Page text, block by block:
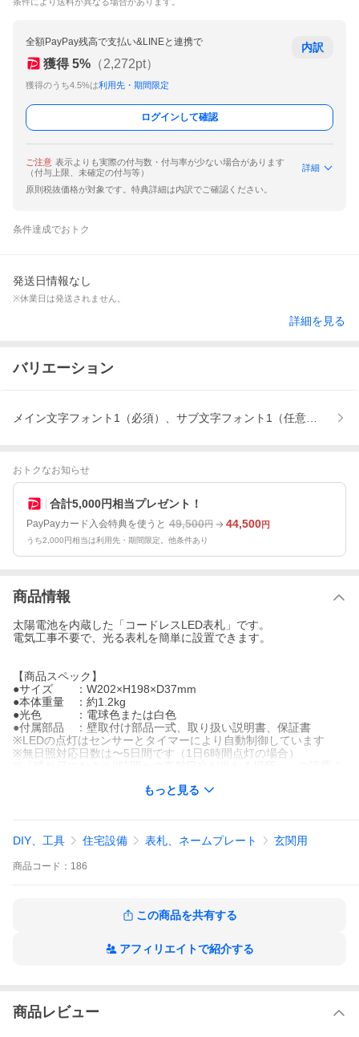
全額PayPay残高で支払い&LINEと連携で
獲得 5% （2,272pt）
獲得のうち4.5%は利用先・期間限定
内訳
ログインして確認
ご注意 表示よりも実際の付与数・付与率が少ない場合があります
（付与上限、未確定の付与等）
詳細
原則税抜価格が対象です。特典詳細は内訳でご確認ください。
条件達成でおトク
発送日情報なし
※休業日は発送されません。
詳細を見る
バリエーション
メイン文字フォント1（必須）、サブ文字フォント1（任意）、メ
おトクなお知らせ
合計5,000円相当プレゼント！
PayPayカード入会特典を使うと 49,500円 44,500円
うち2,000円相当は利用先・期間限定。他条件あり
商品情報
太陽電池を内蔵した「コードレスLED表札」です。
電気工事不要で、光る表札を簡単に設置できます。
【商品スペック】
●サイズ ：W202×H198×D37mm
●本体重量 ：約1.2kg
●光色 ：電球色または白色
●付属部品 ：壁取付け部品一式、取り扱い説明書、保証書
※LEDの点灯はセンサーとタイマーにより自動制御しています
※無日照対応日数は〜5日間です（1日6時間点灯の場合）
記入ください
名称も承っております
「完成イメージ図」をお送りさせていただきます
(3)「完成イメージ図」にて修正等のご確認をいただき、デザイン
●取付け方法は下記の説明をご覧ください
もっと見る
DIY、工具 住宅設備 表札、ネームプレート 玄関用
商品 コード： 186
この商品を共有する
アフィリエイトで紹介する
商品レビュー